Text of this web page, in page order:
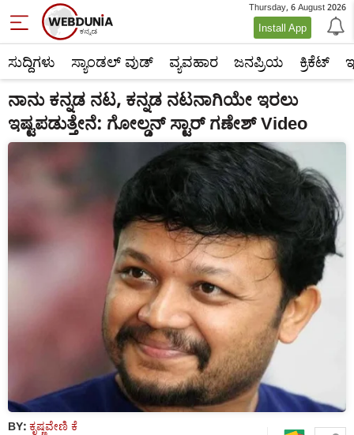
Thursday, 6 August 2026
Install App
ಸುದ್ದಿಗಳು ಸ್ಯಾಂಡಲ್ ವುಡ್ ವ್ಯವಹಾರ ಜನಪ್ರಿಯ ಕ್ರಿಕೆಟ್‌
ನಾನು ಕನ್ನಡ ನಟ, ಕನ್ನಡ ನಟನಾಗಿಯೇ ಇರಲು
ಇಷ್ಟಪಡುತ್ತೇನೆ: ಗೋಲ್ಡನ್ ಸ್ಟಾರ್ ಗಣೇಶ್ Video
BY: ಕೃಷ್ಣವೇಣಿ ಕೆ